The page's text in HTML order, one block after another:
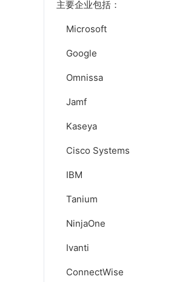
主要企业包括：
Microsoft
Google
Omnissa
Jamf
Kaseya
Cisco Systems
IBM
Tanium
NinjaOne
Ivanti
ConnectWise